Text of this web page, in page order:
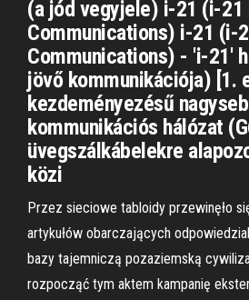
(a jód vegyjele) i-21 (i-21
Communications) i-21 (i-
Communications) - 'i-21'
jövő kommunikációja) [1.
kezdeményezésű
kommunikációs hálózat
üvegszálkábelekre
közi
Przez sieciowe tabloidy przewinęło
artykułów obarczających
bazy tajemniczą pozaziemską
rozpocząć tym aktem kampanię